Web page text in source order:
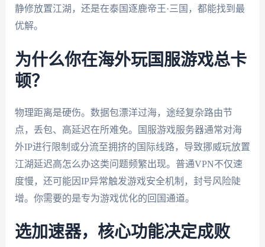
静修放置江湖，还是在泰国逐鹿帝王·三国，都能找到最
优解。
为什么你在海外玩国服游戏总卡
顿？
物理距离是硬伤。数据包漂洋过海，途经复杂路由节
点，丢包、高延迟在所难免。国服游戏服务器通常对海
外IP进行限制或分流至拥挤的国际线路，导致挪威玩放置
江湖延迟高怎么办这类问题频繁出现。普通VPN不仅速
度慢，还可能因IP异常触发游戏安全机制，封号风险陡
增。你需要的是专为游戏优化的回国通道。
选加速器，核心功能决定成败